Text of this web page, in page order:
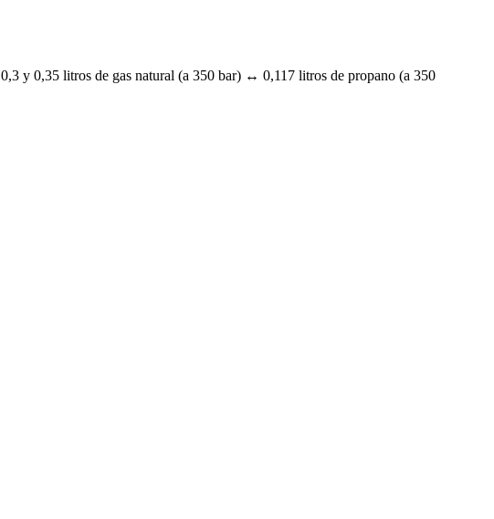
y 0,35 litros de gas natural (a 350 bar) ↔ 0,117 litros de propano (a 350